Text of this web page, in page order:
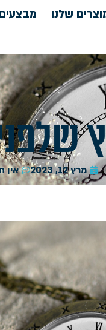
שלנו מבצעים
מרץ 12, 2023 אין